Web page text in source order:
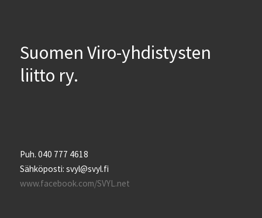
Suomen Viro-yhdistysten
liitto ry.
Puh. 040 777 4618
Sähköposti: svyl@svyl.fi
www.facebook.com/SVYL.net